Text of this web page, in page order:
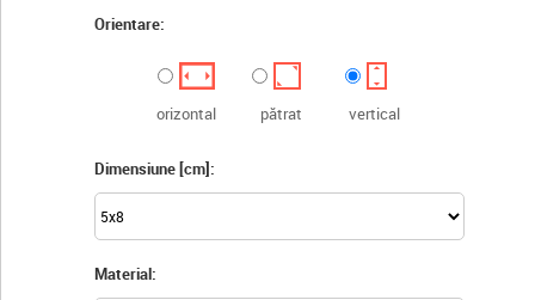
Orientare:
orizontal pătrat vertical
Dimensiune [cm]:
Material: